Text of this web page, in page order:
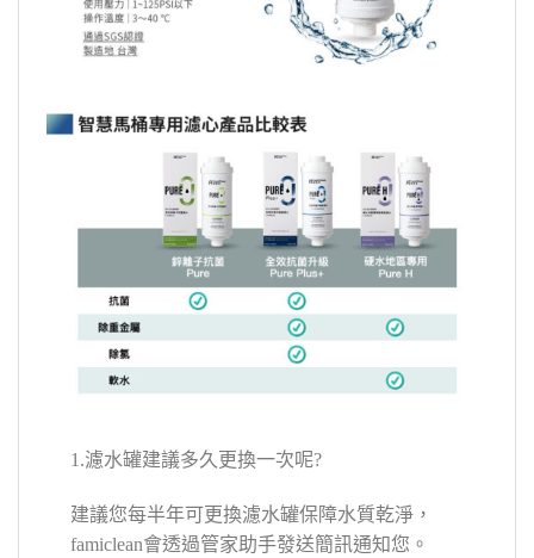
1.濾水罐建議多久更換一次呢?
建議您每半年可更換濾水罐保障水質乾淨，
famiclean會透過管家助手發送簡訊通知您。